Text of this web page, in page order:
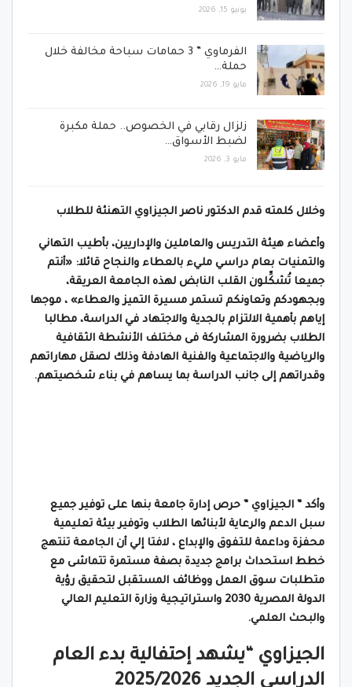
يونيو 15, 2026
الفرماوي ” 3 حمامات سباحة مخالفة خلال
حملة…
مايو 19, 2026
زلزال رقابي في الخصوص.. حملة مكبرة
لضبط الأسواق…
مايو 3, 2026
وخلال كلمته قدم الدكتور ناصر الجيزاوي التهنئة للطلاب
وأعضاء هيئة التدريس والعاملين والإداريين، بأطيب التهاني
والتمنيات بعام دراسي مليء بالعطاء والنجاح قائلا: «أنتم
جميعا تُشكِّلون القلب النابض لهذه الجامعة العريقة،
وبجهودكم وتعاونكم تستمر مسيرة التميز والعطاء» ، موجها
إياهم بأهمية الالتزام بالجدية والاجتهاد في الدراسة، مطالبا
الطلاب بضرورة المشاركة فى مختلف الأنشطة الثقافية
والرياضية والاجتماعية والفنية الهادفة وذلك لصقل مهاراتهم
وقدراتهم إلى جانب الدراسة بما يساهم في بناء شخصيتهم.
وأكد ” الجيزاوي ” حرص إدارة جامعة بنها على توفير جميع
سبل الدعم والرعاية لأبنائها الطلاب وتوفير بيئة تعليمية
محفزة وداعمة للتفوق والإبداع ، لافتا إلي أن الجامعة تنتهج
خطط استحداث برامج جديدة بصفة مستمرة تتماشى مع
متطلبات سوق العمل ووظائف المستقبل لتحقيق رؤية
الدولة المصرية 2030 واستراتيجية وزارة التعليم العالي
والبحث العلمي.
الجيزاوي “يشهد إحتفالية بدء العام
الدراسي الجديد 2025/2026